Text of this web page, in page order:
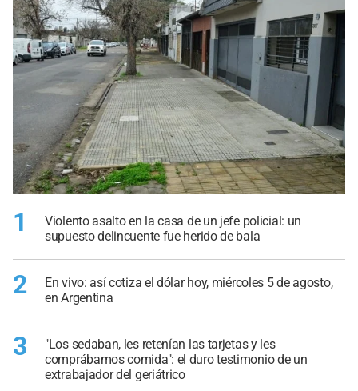
1
Violento asalto en la casa de un jefe policial: un
supuesto delincuente fue herido de bala
2
En vivo: así cotiza el dólar hoy, miércoles 5 de agosto,
en Argentina
3
"Los sedaban, les retenían las tarjetas y les
comprábamos comida": el duro testimonio de un
extrabajador del geriátrico